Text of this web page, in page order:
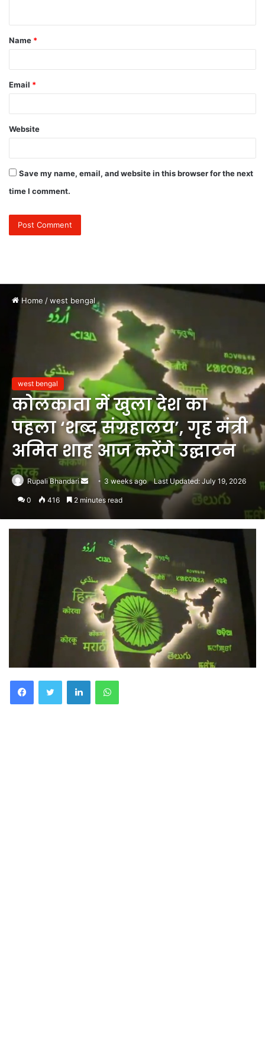
t
*
Name *
Email *
Website
Save my name, email, and website in this browser for the next
time I comment.